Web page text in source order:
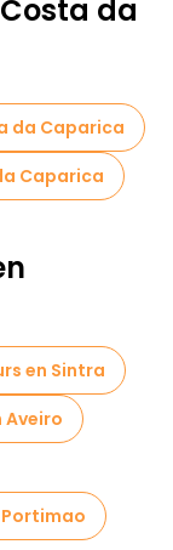
da
da Caparica
Caparica
en Sintra
Aveiro
Portimao